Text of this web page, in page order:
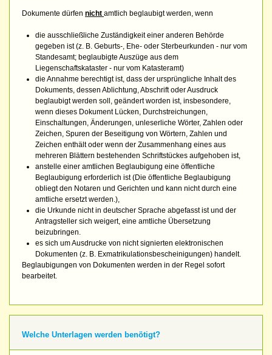
Dokumente dürfen nicht amtlich beglaubigt werden, wenn
die ausschließliche Zuständigkeit einer anderen Behörde
gegeben ist (z. B. Geburts-, Ehe- oder Sterbeurkunden - nur vom
Standesamt; beglaubigte Auszüge aus dem
Liegenschaftskataster - nur vom Katasteramt)
die Annahme berechtigt ist, dass der ursprüngliche Inhalt des
Dokuments, dessen Ablichtung, Abschrift oder Ausdruck
beglaubigt werden soll, geändert worden ist, insbesondere,
wenn dieses Dokument Lücken, Durchstreichungen,
Einschaltungen, Änderungen, unleserliche Wörter, Zahlen oder
Zeichen, Spuren der Beseitigung von Wörtern, Zahlen und
Zeichen enthält oder wenn der Zusammenhang eines aus
mehreren Blättern bestehenden Schriftstückes aufgehoben ist,
anstelle einer amtlichen Beglaubigung eine öffentliche
Beglaubigung erforderlich ist (Die öffentliche Beglaubigung
obliegt den Notaren und Gerichten und kann nicht durch eine
amtliche ersetzt werden.),
die Urkunde nicht in deutscher Sprache abgefasst ist und der
Antragsteller sich weigert, eine amtliche Übersetzung
beizubringen.
es sich um Ausdrucke von nicht signierten elektronischen
Dokumenten (z. B. Exmatrikulationsbescheinigungen) handelt.
Beglaubigungen von Dokumenten werden in der Regel sofort
bearbeitet.
Welche Unterlagen werden benötigt?